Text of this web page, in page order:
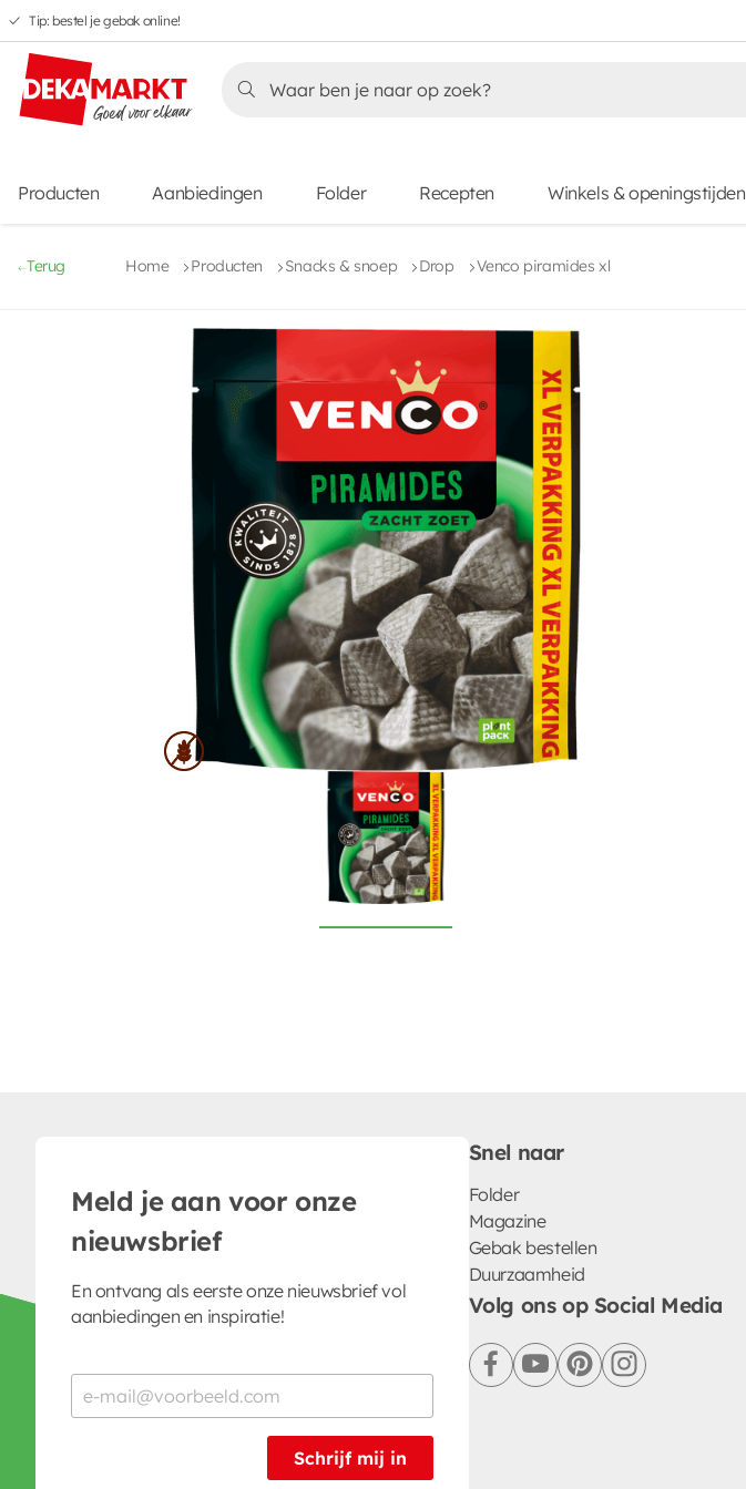
Overslaan
naar
hoofdnavigatie
Overslaan
naar
hoofdinhoud
Overslaan
naar
voettekstinhoud
Overslaan
naar
aanbiedingen
Tip: bestel je gebak online!
Producten Aanbiedingen Folder Recepten Winkels & openingstijden
Terug Home Producten Snacks & snoep Drop Venco piramides xl
Meld je aan voor onze
nieuwsbrief
En ontvang als eerste onze nieuwsbrief vol
aanbiedingen en inspiratie!
Schrijf mij in
Snel naar
Folder
Magazine
Gebak bestellen
Duurzaamheid
Volg ons op Social Media
facebookyoutubepinterestinstagram